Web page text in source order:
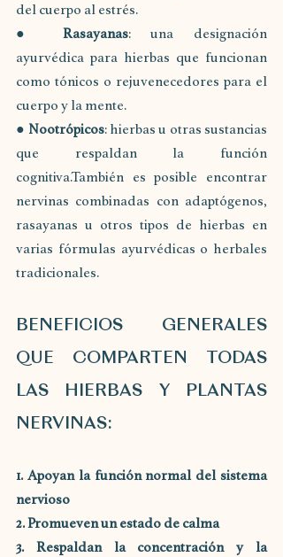
del cuerpo al estrés.
● Rasayanas: una designación
ayurvédica para hierbas que funcionan
como tónicos o rejuvenecedores para el
cuerpo y la mente.
● Nootrópicos: hierbas u otras sustancias
que respaldan la función
cognitiva.También es posible encontrar
nervinas combinadas con adaptógenos,
rasayanas u otros tipos de hierbas en
varias fórmulas ayurvédicas o herbales
tradicionales.
BENEFICIOS GENERALES
QUE COMPARTEN TODAS
LAS HIERBAS Y PLANTAS
NERVINAS:
1. Apoyan la función normal del sistema
nervioso
2. Promueven un estado de calma
3. Respaldan la concentración y la